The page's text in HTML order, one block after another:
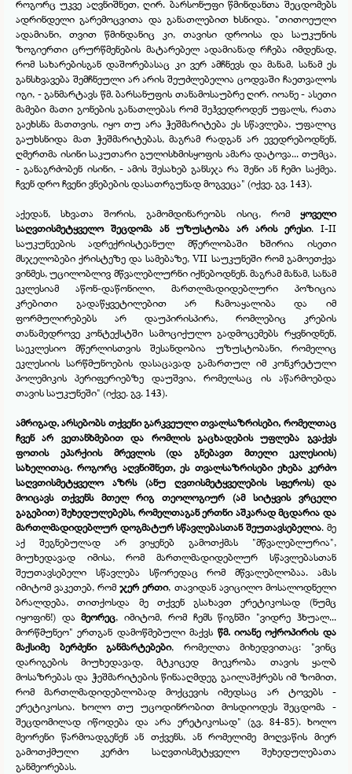
როგორც უკვე აღვნიშნეთ, ღირ. ბარსონუფი წმინდანთა შეცდომებს
ადრინდელი გარემოცვითა და განათლებით ხსნიდა. "თითოეული
ადამიანი, თვით წმინდანიც კი, თავისი დროისა და საუკუნის
ზოგიერთი ცრურწმენების მატარებელ ადამიანად რჩება იმდენად,
რომ სახარებისგან დაშორებასაც კი ვერ ამჩნევს და მანამ, სანამ ეს
განსხვავება შემჩნეული არ არის შეუძლებელია ცოდვაში ჩაეთვალოს
იგი, -განმარტავს წმ. ბარსანუფის თანამოსაუბრე ღირ. იოანე - ასეთი
მამები მათი გონების განათლებას რომ შეჰვედროდენ უფალს, რათა
გაეხსნა მათთვის, იყო თუ არა ჭეშმარიტება ეს სწავლება, უფალიც
გაუხსნიდა მათ ჭეშმარიტებას, მაგრამ რადგან არ ევედრებოდნენ,
ღმერთმა ისინი საკუთარი გულისხმისყოფის ამარა დატოვა... თუმცა,
- განაგრძობენ ისინი, - ამის შესახებ განსჯა რა შენი ან ჩემი საქმეა.
ჩვენ დრო ჩვენი ვნებების დასათრგუნად მოგვეცა" (იქვე. გვ. 143).
აქედან, სხვათა შორის, გამომდინარეობს ისიც, რომ
ყოველი
საღვთისმეტყველო შეცდომა ან უზუსტობა არ არის ერესი. I-II
საუკუნეების ადრექრისტეანულ მწერლობაში ხშირია ისეთი
მსჯელობები ქრისტეზე და სამებაზე, VII საუკუნეში რომ გამოეთქვა
ვინმეს, უცილობლივ მწვალებლურნი იქნებოდნენ. მაგრამ მანამ, სანამ
ეკლესიამ აწონ-დაწონილი, მართლმადიდებლური პოზიცია
კრებითი გადაწყვეტილებით არ ჩამოაყალიბა და იმ
ფორმულირებებს არ დაუპირისპირა, რომლებიც კრების
თანამედროვე კონტექსტში სამოციქულო გადმოცემებს რყვნიდნენ,
საეკლესიო მწერლისთვის შესანდობია უზუსტობანი, რომელიც
ეკლესიის სარწმუნოების დასაცავად გამართულ იმ კონკრეტული
პოლემიკის პერიფერიებზე დაუშვია, რომელსაც ის აწარმოებდა
თავის საუკუნეში" (იქვე. გვ. 143).
ამრიგად, არსებობს თქვენი გარკვეული თვალსაზრისები, რომელთაც
ჩვენ არ ვეთანხმებით და რომლის გაცხადების უფლება გვაქვს
ფოთის ეპარქიის მრევლის (და გნებავთ მთელი ეკლესიის)
სახელითაც. როგორც აღვნიშნეთ, ეს თვალსაზრისები ეხება კერძო
საღვთისმეტყველო აზრს (ანუ ღვთისმეტყველების სფეროს) და
მოიცავს თქვენს მთელ რიგ თეოლოგიურ (ამ სიტყვის ვრცელი
გაგებით) შეხედულებებს, რომელთაგან ერთნი აშკარად მცდარია და
მართლმადიდებლურ დოგმატურ სწავლებასთან შეუთავსებელია. მე
აქ შეგნებულად არ ვიყენებ გამოთქმას "მწვალებლურია",
მიუხედავად იმისა, რომ მართლმადიდებლურ სწავლებასთან
შეუთავსებელი სწავლება სწორედაც რომ მწვალებლობაა. ამას
იმიტომ ვაკეთებ, რომ ჯერ ერთი, თავიდან ავიცილო მოსალოდნელი
ბრალდება, თითქოსდა მე თქვენ გსახავთ ერეტიკოსად (ნუმც
იყოფინ!) და მეორეც, იმიტომ, რომ ჩემს წიგნში "ვიდრე ჰხუალ...
მორწმუნეო" ერთგან დამოწმებული მაქვს წმ. იოანე ოქროპირის და
მაქსიმე ბერძენი განმარტებები, რომელთა მიხედვითაც: "ვინც
დარიგების მიუხედავად, მტკიცედ მიეკრობა თავის ყალბ
მოსაზრებას და ჭეშმარიტების წინააღმდეგ გაილაშქრებს იმ ზომით,
რომ მართლმადიდებლობად მოქცევის იმედსაც არ ტოვებს -
ერეტიკოსია. ხოლო თუ უცოდინრობით მოსდიოდეს შეცდომა -
შეცდომილად იწოდება და არა ერეტიკოსად" (გვ. 84-85). ხოლო
მეორენი წარმოადგენენ ან თქვენს, ან რომელიმე მოღვაწის მიერ
გამოთქმული კერძო საღვთისმეტყველო შეხედულებათა
განმეორებას.